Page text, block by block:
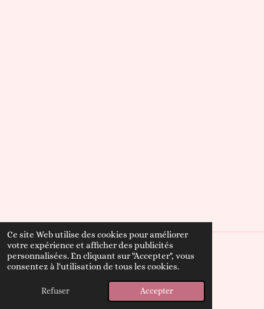
Ce site Web utilise des cookies pour améliorer
votre expérience et afficher des publicités
personnalisées. En cliquant sur "Accepter", vous
consentez à l'utilisation de tous les cookies.
Refuser Accepter
© 2023 - 2026 L'arborescence de Mylène